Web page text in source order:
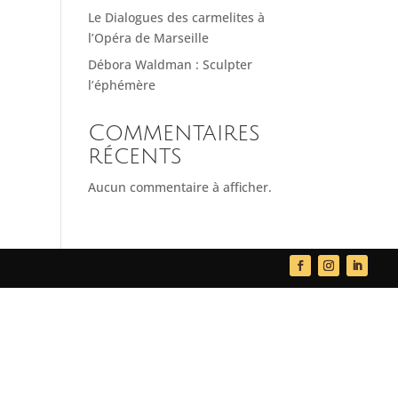
Le Dialogues des carmelites à
l’Opéra de Marseille
Débora Waldman : Sculpter
l’éphémère
Commentaires
récents
Aucun commentaire à afficher.